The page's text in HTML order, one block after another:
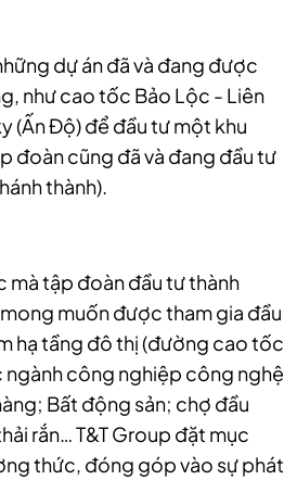
dự án đã và đang được
như cao tốc Bảo Lộc - Liên
(Ấn Độ) để đầu tư một khu
đoàn cũng đã và đang đầu tư
thành).
mà tập đoàn đầu tư thành
muốn được tham gia đầu
hạ tầng đô thị (đường cao tốc
ngành công nghiệp công nghệ
Bất động sản; chợ đầu
rắn… T&T Group đặt mục
thức, đóng góp vào sự phát